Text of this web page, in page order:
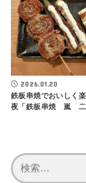
2026.01.20
鉄板串焼でおいしく
夜「鉄板串焼 嵐 二